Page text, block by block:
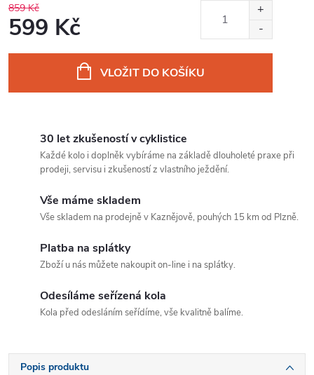
859 Kč
599 Kč
VLOŽIT DO KOŠÍKU
30 let zkušeností v cyklistice
Každé kolo i doplněk vybíráme na základě dlouholeté praxe při
prodeji, servisu i zkušeností z vlastního ježdění.
Vše máme skladem
Vše skladem na prodejně v Kaznějově, pouhých 15 km od Plzně.
Platba na splátky
Zboží u nás můžete nakoupit on-line i na splátky.
Odesíláme seřízená kola
Kola před odesláním seřídíme, vše kvalitně balíme.
Popis produktu